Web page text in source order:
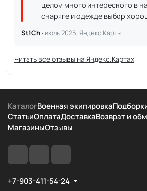
целом много интересного в
снаряге и одежде выбор
St1Ch · июль 2025, Яндекс.Карты
Читать все отзывы на Яндекс.Картах
КаталогВоенная экипировка
СтатьиОплатаДоставкаВозврат и
МагазиныОтзывы
+7-903-411-54-24